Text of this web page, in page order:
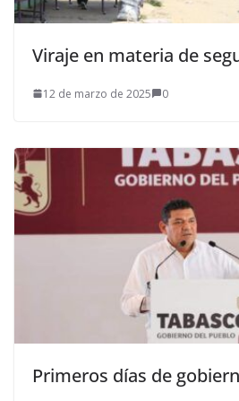
Viraje en materia de
12 de marzo de 2025 0
Primeros días de